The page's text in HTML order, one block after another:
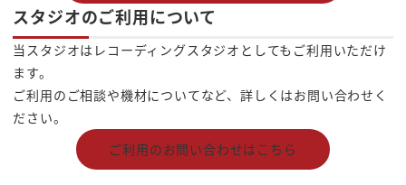
スタジオのご利用について
当スタジオはレコーディングスタジオとしてもご利用いただけ
ます。
ご利用のご相談や機材についてなど、詳しくはお問い合わせく
ださい。
ご利用のお問い合わせはこちら